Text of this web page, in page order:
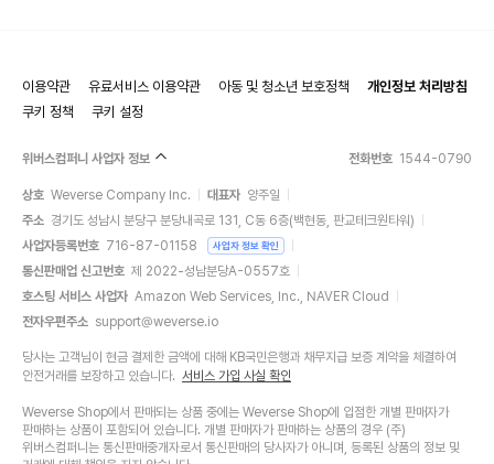
이용약관 유료서비스 이용약관 아동 및 청소년 보호정책
개인정보 처리방침
쿠키 정책
쿠키 설정
위버스컴퍼니 사업자 정보 전화번호 1544-0790
상호 Weverse Company Inc. 대표자 양주일
주소 경기도 성남시 분당구 분당내곡로 131, C동 6층(백현동, 판교테크원타워)
사업자등록번호 716-87-01158 사업자 정보 확인
통신판매업 신고번호 제 2022-성남분당A-0557호
호스팅 서비스 사업자 Amazon Web Services, Inc., NAVER Cloud
전자우편주소 support@weverse.io
당사는 고객님이 현금 결제한 금액에 대해 KB국민은행과 채무지급 보증 계약을 체결하여
안전거래를 보장하고 있습니다. 서비스 가입 사실 확인
Weverse Shop에서 판매되는 상품 중에는 Weverse Shop에 입점한 개별 판매자가
판매하는 상품이 포함되어 있습니다. 개별 판매자가 판매하는 상품의 경우 (주)
위버스컴퍼니는 통신판매중개자로서 통신판매의 당사자가 아니며, 등록된 상품의 정보 및